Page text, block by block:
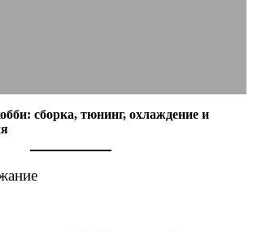
сборка, тюнинг, охлаждение и